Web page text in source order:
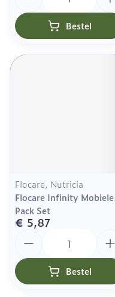
Bestel
Flocare, Nutricia
Flocare Infinity Mobiele
Pack Set
€ 5,87
Bestel